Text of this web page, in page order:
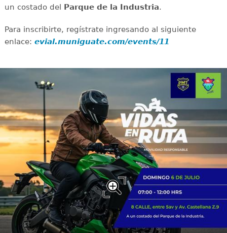
un costado del Parque de la Industria.
Para inscribirte, regístrate ingresando al siguiente
enlace: evial.muniguate.com/events/11